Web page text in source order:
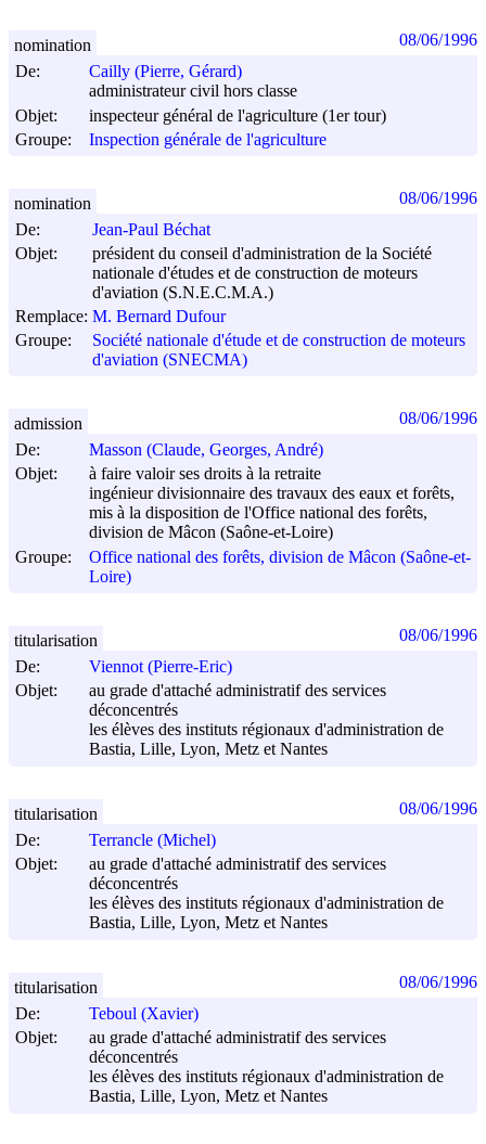
De:
Cailly (Pierre, Gérard)
administrateur civil hors classe
Objet:
inspecteur général de l'agriculture (1er tour)
Groupe:
Inspection générale de l'agriculture
nomination 08/06/1996
De:
Jean-Paul Béchat
Objet:
président du conseil d'administration de la Société
nationale d'études et de construction de moteurs
d'aviation (S.N.E.C.M.A.)
Remplace: M. Bernard Dufour
Groupe:
Société nationale d'étude et de construction de moteurs
d'aviation (SNECMA)
nomination 08/06/1996
De:
Masson (Claude, Georges, André)
Objet:
à faire valoir ses droits à la retraite
ingénieur divisionnaire des travaux des eaux et forêts,
mis à la disposition de l'Office national des forêts,
division de Mâcon (Saône-et-Loire)
Groupe:
Office national des forêts, division de Mâcon (Saône-et-
Loire)
admission 08/06/1996
De:
Viennot (Pierre-Eric)
Objet:
au grade d'attaché administratif des services
déconcentrés
les élèves des instituts régionaux d'administration de
Bastia, Lille, Lyon, Metz et Nantes
titularisation 08/06/1996
De:
Terrancle (Michel)
Objet:
au grade d'attaché administratif des services
déconcentrés
les élèves des instituts régionaux d'administration de
Bastia, Lille, Lyon, Metz et Nantes
titularisation 08/06/1996
De:
Teboul (Xavier)
Objet:
au grade d'attaché administratif des services
déconcentrés
les élèves des instituts régionaux d'administration de
Bastia, Lille, Lyon, Metz et Nantes
titularisation 08/06/1996